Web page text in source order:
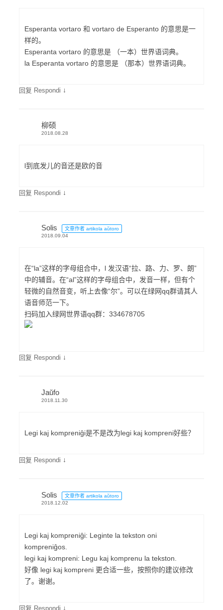
Esperanta vortaro 和 vortaro de Esperanto 的意思是一
样的。
Esperanta vortaro 的意思是 （一本）世界语词典。
la Esperanta vortaro 的意思是 （那本）世界语词典。
回复 Respondi ↓
柳硕
2018.08.28
l到底发儿的音还是欧的音
回复 Respondi ↓
Solis
文章作者 artikola aŭtoro
2018.09.04
在“la”这样的字母组合中，l 发汉语“拉、路、力、罗、朗”
中的辅音。在“al”这样的字母组合中，发音一样，但有个
轻微的自然音变，听上去像“尔”。可以在绿网qq群请其人
语音师范一下。
扫码加入绿网世界语qq群：334678705
回复 Respondi ↓
Jaŭfo
2018.11.30
Legi kaj kompreniĝi是不是改为legi kaj kompreni好些？
回复 Respondi ↓
Solis
文章作者 artikola aŭtoro
2018.12.02
Legi kaj kompreniĝi: Leginte la tekston oni
kompreniĝos.
legi kaj kompreni: Legu kaj komprenu la tekston.
好像 legi kaj kompreni 更合适一些，按照你的建议修改
了。谢谢。
回复 Respondi ↓